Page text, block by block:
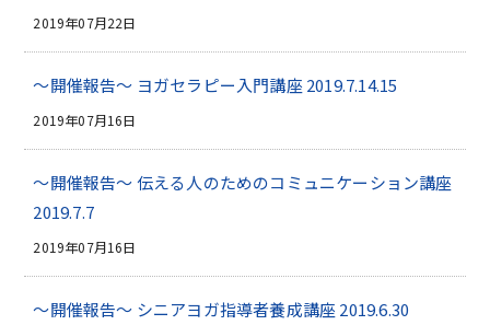
2019年07月22日
～開催報告～ ヨガセラピー入門講座 2019.7.14.15
2019年07月16日
～開催報告～ 伝える人のためのコミュニケーション講座
2019.7.7
2019年07月16日
～開催報告～ シニアヨガ指導者養成講座 2019.6.30